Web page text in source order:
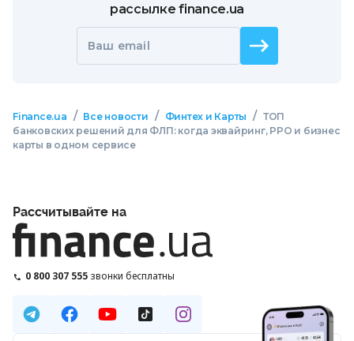
рассылке finance.ua
Ваш email
Finance.ua / Все новости / Финтех и Карты / ТОП
банковских решений для ФЛП: когда эквайринг, РРО и бизнес
карты в одном сервисе
Рассчитывайте на
0 800 307 555 звонки бесплатны